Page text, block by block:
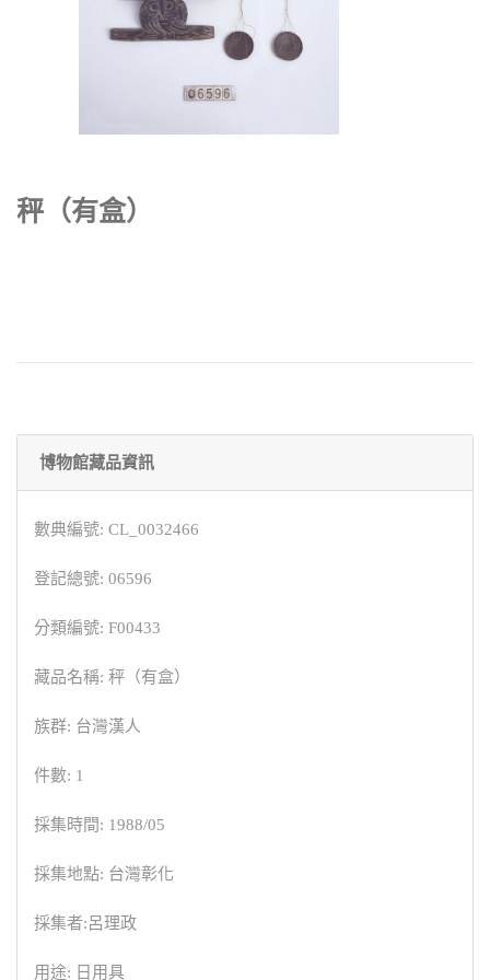
秤（有盒）
博物館藏品資訊
數典編號: CL_0032466
登記總號: 06596
分類編號: F00433
藏品名稱: 秤（有盒）
族群: 台灣漢人
件數: 1
採集時間: 1988/05
採集地點: 台灣彰化
採集者:呂理政
用途: 日用具